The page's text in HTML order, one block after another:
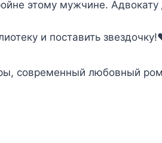
этому мужчине.
и поставить
современный любовный